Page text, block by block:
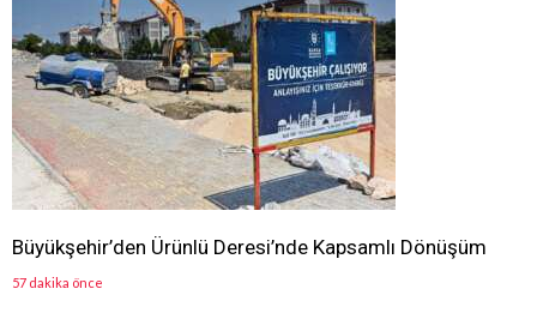
Büyükşehir’den Ürünlü Deresi’nde Kapsamlı Dönüşüm
57 dakika önce